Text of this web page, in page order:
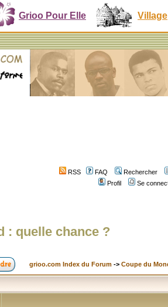
Grioo Pour Elle Village
RSS FAQ
Rechercher
Profil
Se
: quelle chance ?
grioo.com Index du Forum -> Coupe du